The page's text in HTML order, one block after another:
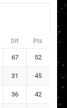
Dif Pts
67 52
31 45
36 42